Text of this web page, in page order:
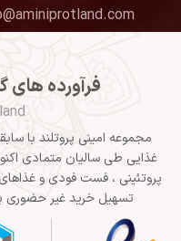
فرآورده های
مجموعه امینی پروتلند با
غذایی طی سالیان متمادی
پروتئینی ، فست فودی و
تسهیل خرید غیر حضوری